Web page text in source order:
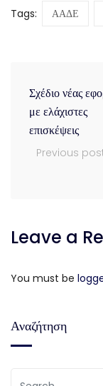
Tags: ΑΑΔΕ
Σχέδιο νέας
με ελάχιστες
επισκέψεις
Previous
Leave a
You must be
Αναζήτηση